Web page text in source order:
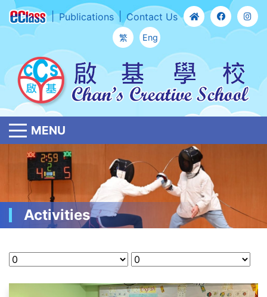
Publications Contact Us
繁 Eng
MENU
Activities